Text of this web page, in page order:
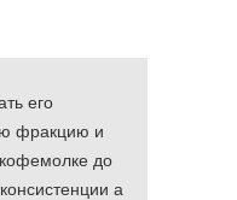
его
фракцию и
до
а